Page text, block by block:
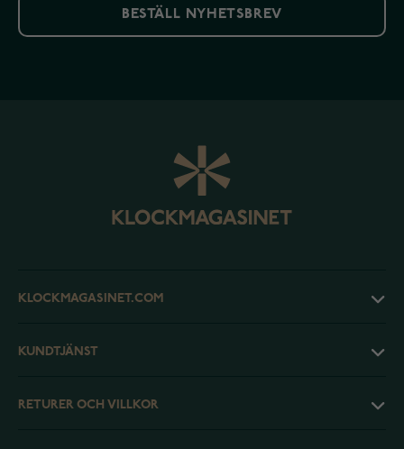
BESTÄLL NYHETSBREV
KLOCKMAGASINET.COM
KUNDTJÄNST
RETURER OCH VILLKOR